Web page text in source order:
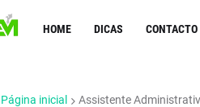
HOME DICAS CONTACTO
Página inicial Assistente